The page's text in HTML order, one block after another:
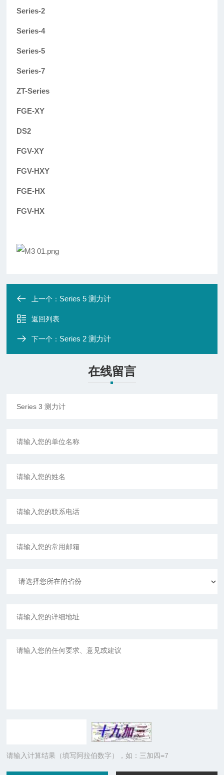
Series-2
Series-4
Series-5
Series-7
ZT-Series
FGE-XY
DS2
FGV-XY
FGV-HXY
FGE-HX
FGV-HX
上一个： Series 5 测力计
返回列表
下一个： Series 2 测力计
在线留言
请输入计算结果（填写阿拉伯数字），如：三加四=7